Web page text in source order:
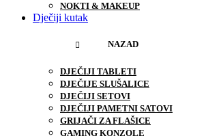
NOKTI & MAKEUP
Dječiji kutak
NAZAD
DJEČIJI TABLETI
DJEČIJE SLUŠALICE
DJEČIJI SETOVI
DJEČIJI PAMETNI SATOVI
GRIJAČI ZA FLAŠICE
GAMING KONZOLE